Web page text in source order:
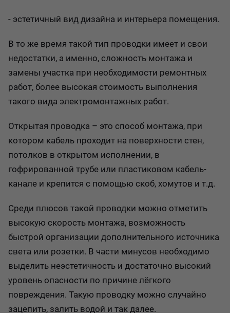
- эстетичный вид дизайна и интерьера помещения.
В то же время такой тип проводки имеет и свои
недостатки, а именно, сложность монтажа и
замены участка при необходимости ремонтных
работ, более высокая стоимость выполнения
такого вида электромонтажных работ.
Открытая проводка – это способ монтажа, при
котором кабель проходит на поверхности стен,
потолков в открытом исполнении, в
гофрированной трубе или пластиковом кабель-
канале и крепится с помощью скоб, хомутов и т.д.
Среди плюсов такой проводки можно отметить
высокую скорость монтажа, возможность
быстрой организации дополнительного источника
света или розетки. В части минусов необходимо
выделить неэстетичность и достаточно высокий
уровень опасности по причине лёгкого
повреждения. Такую проводку можно случайно
зацепить, залить водой и так далее.